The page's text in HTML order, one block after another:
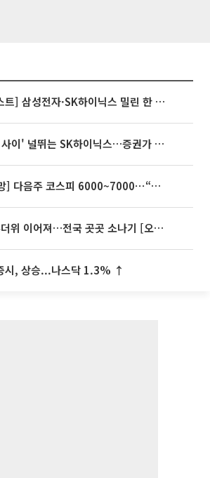
[베스트&워스트] 삼성전자·SK하이닉스 밀린 한 주…상상인증권은 85% 급등
'불안과 기대 사이' 널뛰는 SK하이닉스…증권가 "HBM4·LTA 기반 펀터멘털 견고"
[주간증시전망] 다음주 코스피 6000~7000⋯“外人 수급은 정책이 변수”
35도 안팎 무더위 이어져…전국 곳곳 소나기 [오늘 날씨]
시, 상승...나스닥 1.3% ↑